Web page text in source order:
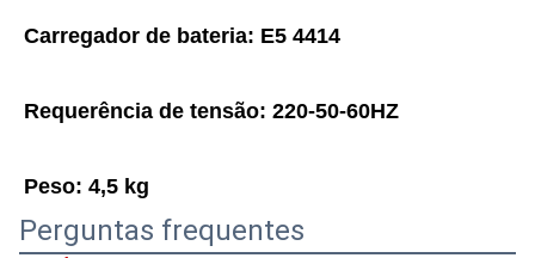
Carregador de bateria: E5 4414
Requerência de tensão: 220-50-60HZ
Peso: 4,5 kg
Perguntas frequentes